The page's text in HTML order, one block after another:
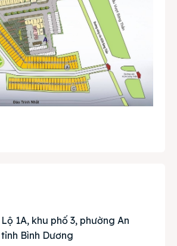
1A, khu phố 3, phường An
tỉnh Bình Dương